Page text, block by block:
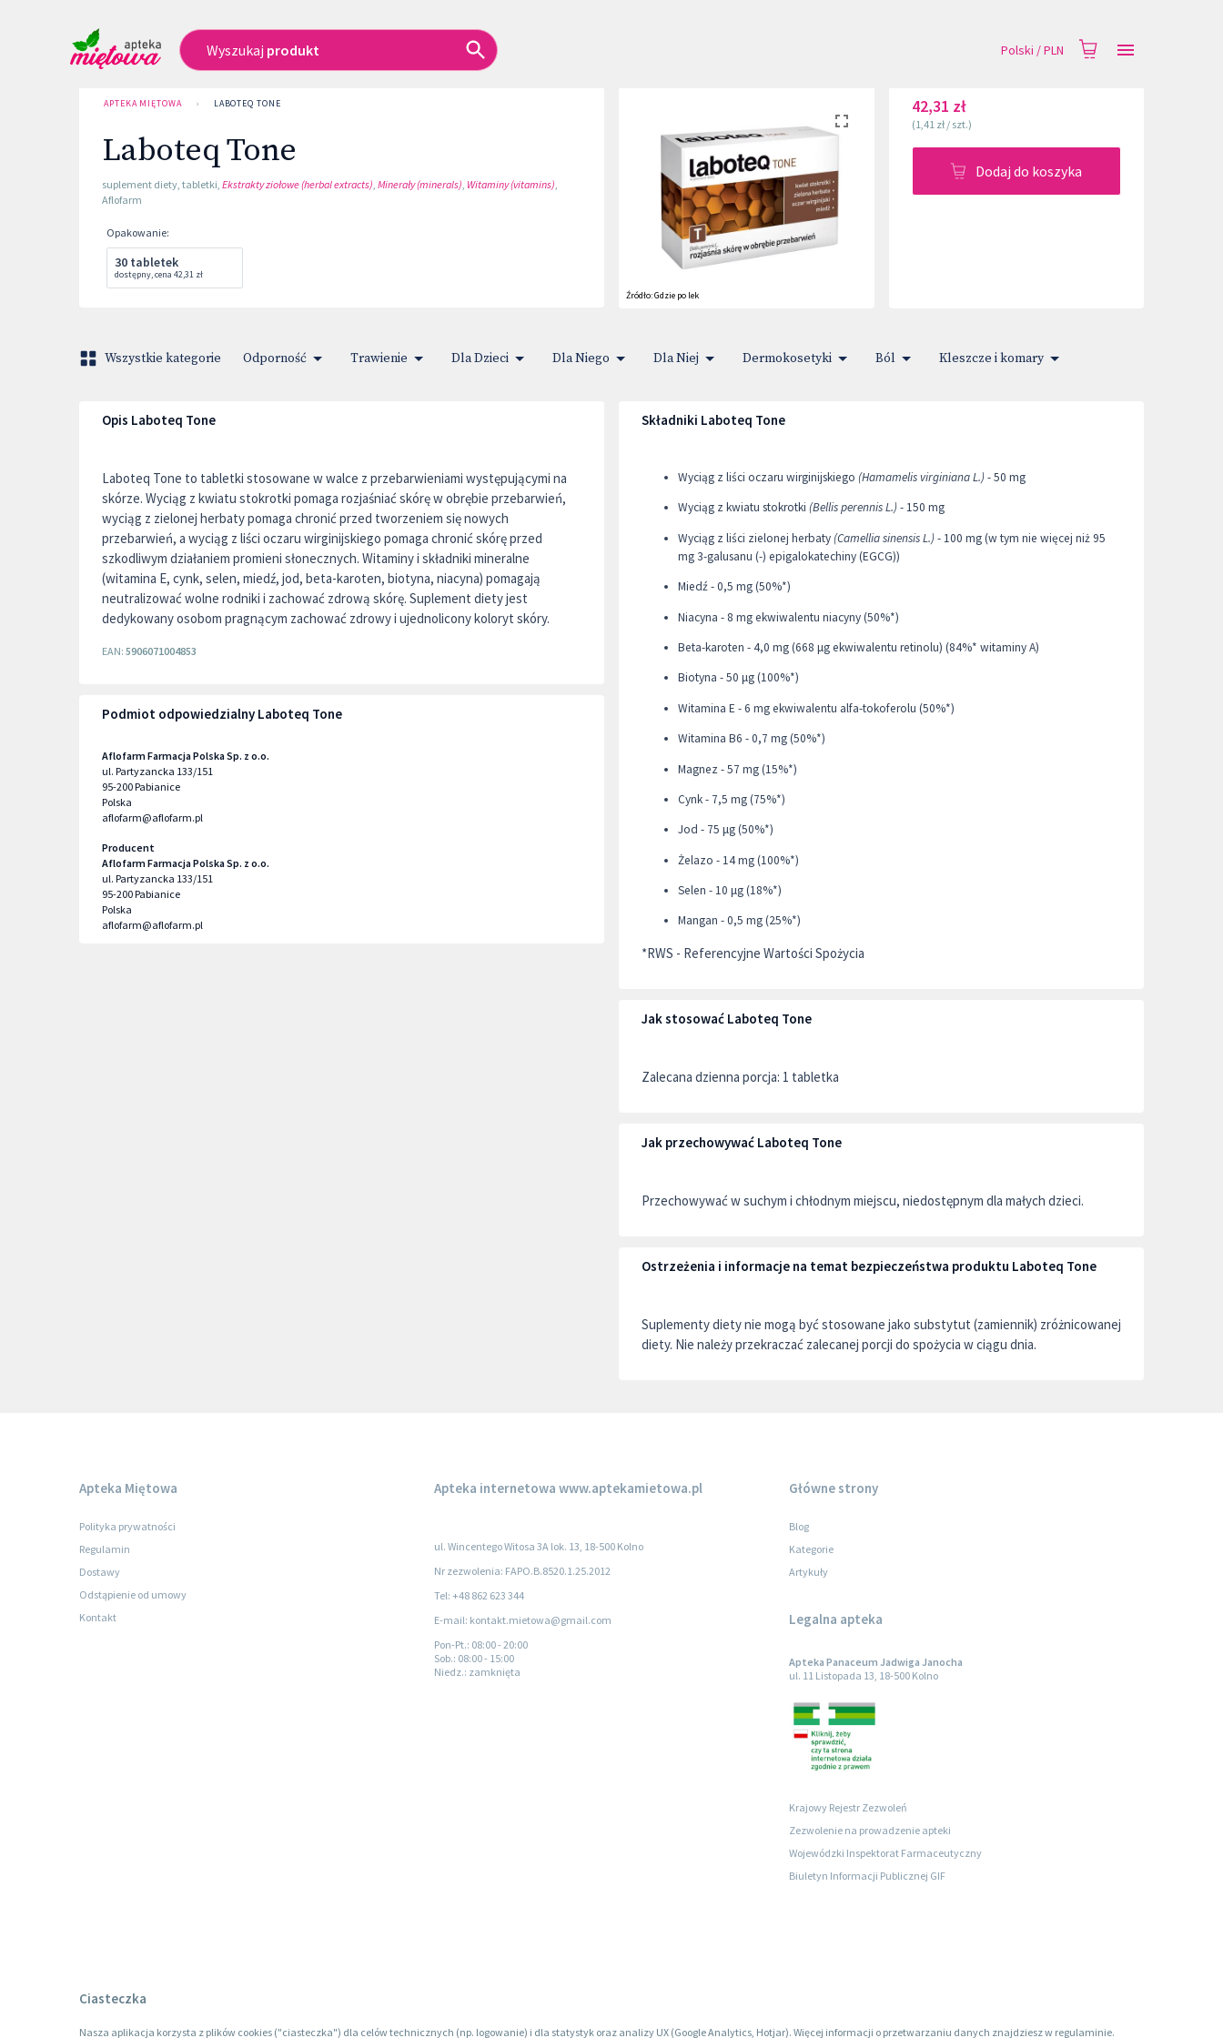
Wyszukaj produkt Polski /PLN
APTEKA MIĘTOWA › LABOTEQ TONE
Laboteq Tone
suplement diety, tabletki, Ekstrakty ziołowe (herbal extracts), Minerały (minerals), Witaminy (vitamins),
Aflofarm
Opakowanie:
30 tabletek
dostępny,cena 42,31 zł
Źródło:Gdzie po lek
42,31 zł
(1,41 zł/ szt.)
Dodaj do koszyka
Wszystkie kategorie Odporność Trawienie Dla Dzieci Dla Niego Dla Niej Dermokosetyki Ból Kleszcze i komary
Opis Laboteq Tone
Laboteq Tone to tabletki stosowane w walce z przebarwieniami występującymi na
skórze. Wyciąg z kwiatu stokrotki pomaga rozjaśniać skórę w obrębie przebarwień,
wyciąg z zielonej herbaty pomaga chronić przed tworzeniem się nowych
przebarwień, a wyciąg z liści oczaru wirginijskiego pomaga chronić skórę przed
szkodliwym działaniem promieni słonecznych. Witaminy i składniki mineralne
(witamina E, cynk, selen, miedź, jod, beta-karoten, biotyna, niacyna) pomagają
neutralizować wolne rodniki i zachować zdrową skórę. Suplement diety jest
dedykowany osobom pragnącym zachować zdrowy i ujednolicony koloryt skóry.
EAN: 5906071004853
Podmiot odpowiedzialny Laboteq Tone
Aflofarm Farmacja Polska Sp. z o.o.
ul. Partyzancka 133/151
95-200Pabianice
Polska
aflofarm@aflofarm.pl
Producent
Aflofarm Farmacja Polska Sp. z o.o.
ul. Partyzancka 133/151
95-200Pabianice
Polska
aflofarm@aflofarm.pl
Składniki Laboteq Tone
Wyciąg z liści oczaru wirginijskiego (Hamamelis virginiana L.) - 50 mg
Wyciąg z kwiatu stokrotki (Bellis perennis L.) - 150 mg
Wyciąg z liści zielonej herbaty (Camellia sinensis L.) - 100 mg (w tym nie więcej niż 95
mg 3-galusanu (-) epigalokatechiny (EGCG))
Miedź - 0,5 mg (50%*)
Niacyna - 8 mg ekwiwalentu niacyny (50%*)
Beta-karoten - 4,0 mg (668 μg ekwiwalentu retinolu) (84%* witaminy A)
Biotyna - 50 μg (100%*)
Witamina E - 6 mg ekwiwalentu alfa-tokoferolu (50%*)
Witamina B6 - 0,7 mg (50%*)
Magnez - 57 mg (15%*)
Cynk - 7,5 mg (75%*)
Jod - 75 μg (50%*)
Żelazo - 14 mg (100%*)
Selen - 10 μg (18%*)
Mangan - 0,5 mg (25%*)
*RWS - Referencyjne Wartości Spożycia
Jak stosować Laboteq Tone
Zalecana dzienna porcja: 1 tabletka
Jak przechowywać Laboteq Tone
Przechowywać w suchym i chłodnym miejscu, niedostępnym dla małych dzieci.
Ostrzeżenia i informacje na temat bezpieczeństwa produktu Laboteq Tone
Suplementy diety nie mogą być stosowane jako substytut (zamiennik) zróżnicowanej
diety. Nie należy przekraczać zalecanej porcji do spożycia w ciągu dnia.
Apteka Miętowa
Polityka prywatności
Regulamin
Dostawy
Odstąpienie od umowy
Kontakt
Apteka internetowa www.aptekamietowa.pl
ul. Wincentego Witosa 3A lok. 13, 18-500 Kolno
Nr zezwolenia: FAPO.B.8520.1.25.2012
Tel: +48 862 623 344
E-mail: kontakt.mietowa@gmail.com
Pon-Pt.: 08:00 - 20:00
Sob.: 08:00 - 15:00
Niedz.: zamknięta
Główne strony
Blog
Kategorie
Artykuły
Legalna apteka
Apteka Panaceum Jadwiga Janocha
ul. 11 Listopada 13, 18-500 Kolno
Krajowy Rejestr Zezwoleń
Zezwolenie na prowadzenie apteki
Wojewódzki Inspektorat Farmaceutyczny
Biuletyn Informacji Publicznej GIF
Ciasteczka
Nasza aplikacja korzysta z plików cookies ("ciasteczka") dla celów technicznych (np. logowanie) i dla statystyk oraz analizy UX (Google Analytics, Hotjar). Więcej informacji o przetwarzaniu danych znajdziesz w regulaminie.